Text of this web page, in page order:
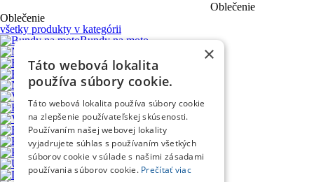
Oblečenie
Oblečenie
všetky produkty v kategórii
Bundy na moto
Rukavice na moto
Kombinézy na moto
Nepremokavé do dažďa
Kukly, šátky, nákrčníky
Voľný čas
Reflexné prvky
Kevlarové mikiny
Kevlarové košele
Údržba a čistenie
Doplnky
×
Táto webová lokalita
používa súbory cookie.
Táto webová lokalita používa súbory cookie
na zlepšenie používateľskej skúsenosti.
Používaním našej webovej lokality
vyjadrujete súhlas s používaním všetkých
súborov cookie v súlade s našimi zásadami
používania súborov cookie. Prečítať viac